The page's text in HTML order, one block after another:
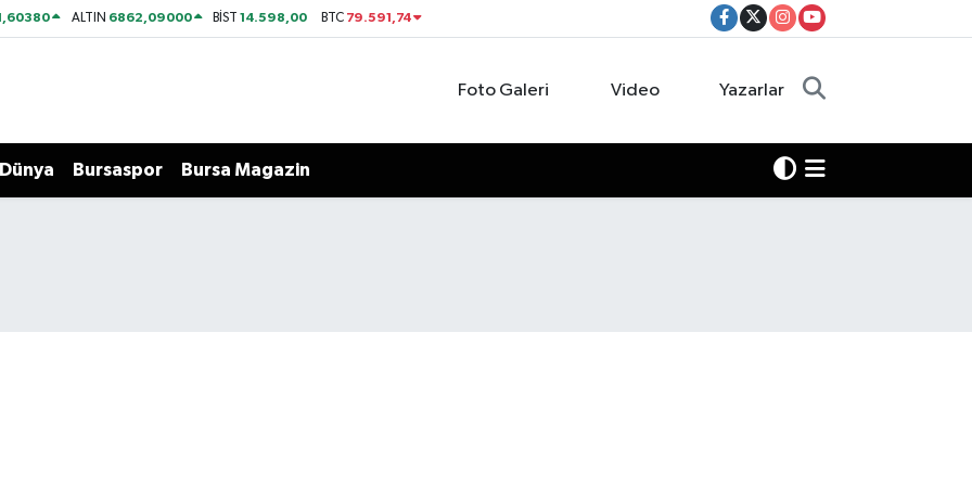
ALTIN 6862,09000 BİST14.598,00 BTC 79.591,74
Foto Galeri Video Yazarlar
Dünya Bursaspor Bursa Magazin